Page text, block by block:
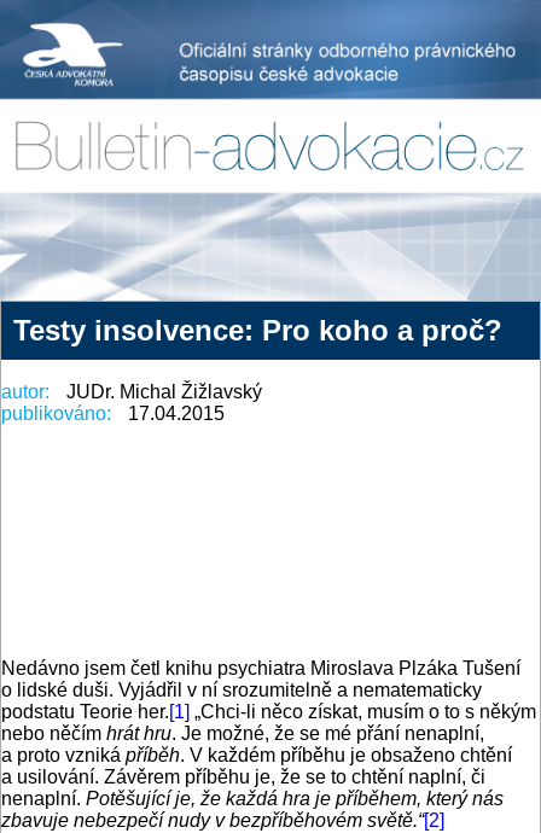
Testy insolvence: Pro koho a proč?
autor:
JUDr. Michal Žižlavský
publikováno:
17.04.2015
Nedávno jsem četl knihu psychiatra Miroslava Plzáka Tušení
o lidské duši. Vyjádřil v ní srozumitelně a nematematicky
podstatu Teorie her.[1] „Chci-li něco získat, musím o to s někým
nebo něčím hrát hru. Je možné, že se mé přání nenaplní,
a proto vzniká příběh. V každém příběhu je obsaženo chtění
a usilování. Závěrem příběhu je, že se to chtění naplní, či
nenaplní. Potěšující je, že každá hra je příběhem, který nás
zbavuje nebezpečí nudy v bezpříběhovém světě.“[2]